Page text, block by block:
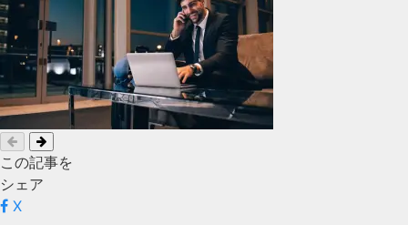
この記事を
シェア
X